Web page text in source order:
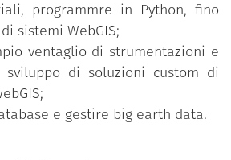
programmre in Python, fino
sistemi WebGIS;
ventaglio di strumentazioni e
di soluzioni custom di
e gestire big earth data.